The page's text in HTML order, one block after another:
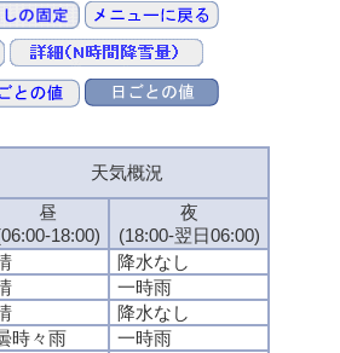
天気概況
昼
18:00)
夜
(18:00-翌日06:00)
降水なし
一時雨
降水なし
時々雨
一時雨